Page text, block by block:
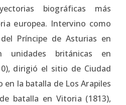
biográficas más
europea. Intervino como
Príncipe de Asturias en
unidades británicas en
dirigió el sitio de Ciudad
en la batalla de Los Arapiles
batalla en Vitoria (1813),